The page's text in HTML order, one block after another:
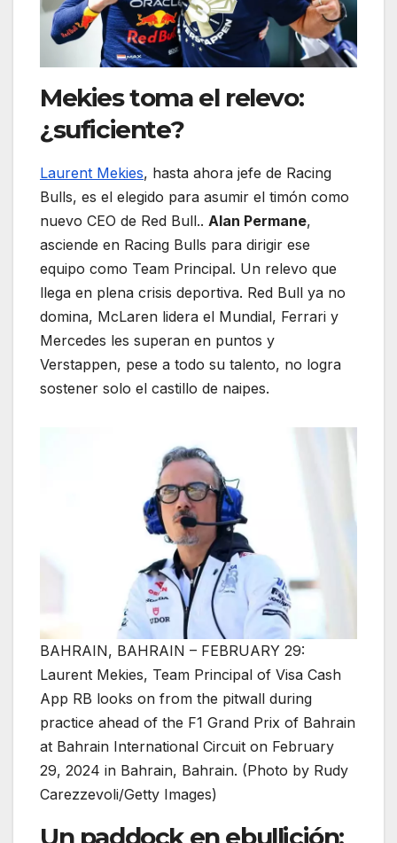
Mekies toma el relevo:
¿suficiente?
Laurent Mekies, hasta ahora jefe de Racing
Bulls, es el elegido para asumir el timón como
nuevo CEO de Red Bull.. Alan Permane,
asciende en Racing Bulls para dirigir ese
equipo como Team Principal. Un relevo que
llega en plena crisis deportiva. Red Bull ya no
domina, McLaren lidera el Mundial, Ferrari y
Mercedes les superan en puntos y
Verstappen, pese a todo su talento, no logra
sostener solo el castillo de naipes.
BAHRAIN, BAHRAIN – FEBRUARY 29:
Laurent Mekies, Team Principal of Visa Cash
App RB looks on from the pitwall during
practice ahead of the F1 Grand Prix of Bahrain
at Bahrain International Circuit on February
29, 2024 in Bahrain, Bahrain. (Photo by Rudy
Carezzevoli/Getty Images)
Un paddock en ebullición: